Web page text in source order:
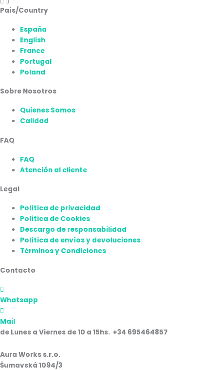
País/Country
España
English
France
Portugal
Poland
Sobre Nosotros
Quienes Somos
Calidad
FAQ
FAQ
Atención al cliente
Legal
Política de privacidad
Política de Cookies
Descargo de responsabilidad
Política de envíos y devoluciones
Términos y Condiciones
Contacto
Whatsapp
Mail
de Lunes a Viernes de 10 a 15hs. +34 695464857
Aura Works s.r.o.
Šumavská 1094/3